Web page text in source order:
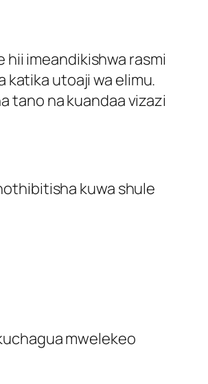
hii imeandikishwa rasmi
katika utoaji wa elimu.
tano na kuandaa vizazi
kuwa shule
mwelekeo